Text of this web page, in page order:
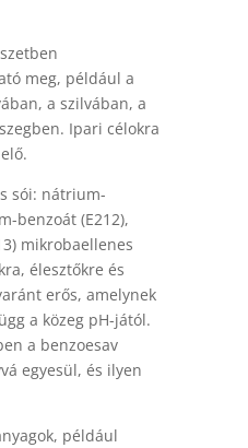
meg, például a
a szilvában, a
Ipari célokra
sói: nátrium-
benzoát (E212),
mikrobaellenes
élesztőkre és
erős, amelynek
a közeg pH-jától.
a benzoesav
egyesül, és ilyen
például